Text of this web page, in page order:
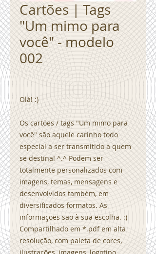
Cartões | Tags
"Um mimo para
você" - modelo
002
Olá! :)
Os cartões / tags "Um mimo para
você" são aquele carinho todo
especial a ser transmitido a quem
se destina! ^.^ Podem ser
totalmente personalizados com
imagens, temas, mensagens e
desenvolvidos também, em
diversificados formatos. As
informações são à sua escolha. :)
Compartilhado em *.pdf em alta
resolução, com paleta de cores,